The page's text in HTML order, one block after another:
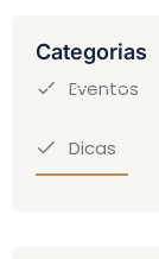
Categorias
Eventos
Dicas